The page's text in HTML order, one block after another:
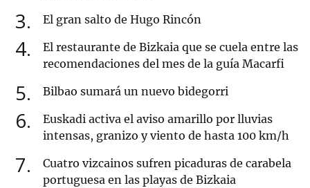
3 El gran salto de Hugo Rincón
4
El restaurante de Bizkaia que se cuela entre las
recomendaciones del mes de la guía Macarfi
5 Bilbao sumará un nuevo bidegorri
6
Euskadi activa el aviso amarillo por lluvias
intensas, granizo y viento de hasta 100 km/h
7
Cuatro vizcainos sufren picaduras de carabela
portuguesa en las playas de Bizkaia